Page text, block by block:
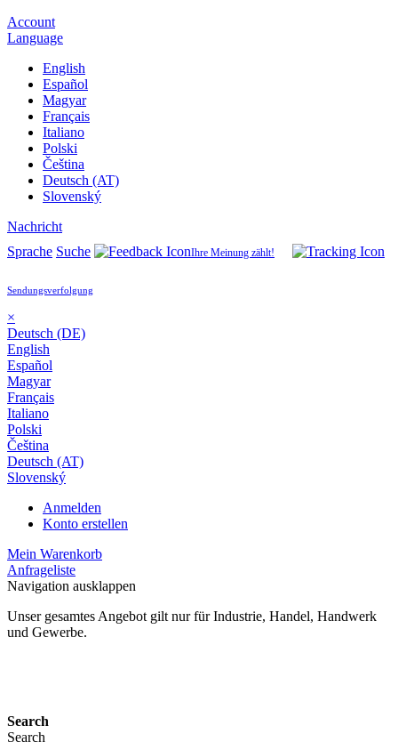
Account
Language
English
Español
Magyar
Français
Italiano
Polski
Čeština
Deutsch (AT)
Slovenský
Nachricht
Sprache Suche Ihre Meinung zählt!
Sendungsverfolgung
×
Deutsch (DE)
English
Español
Magyar
Français
Italiano
Polski
Čeština
Deutsch (AT)
Slovenský
Anmelden
Konto erstellen
Mein Warenkorb
Anfrageliste
Navigation ausklappen
Unser gesamtes Angebot gilt nur für Industrie, Handel, Handwerk
und Gewerbe.
Search
Search